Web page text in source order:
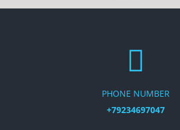
PHONE NUMBER
+79234697047